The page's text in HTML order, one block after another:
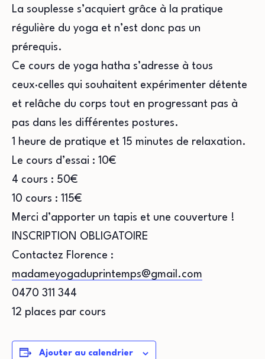
La souplesse s’acquiert grâce à la pratique
régulière du yoga et n’est donc pas un
prérequis.
Ce cours de yoga hatha s’adresse à tous
ceux·celles qui souhaitent expérimenter détente
et relâche du corps tout en progressant pas à
pas dans les différentes postures.
1 heure de pratique et 15 minutes de relaxation.
Le cours d’essai : 10€
4 cours : 50€
10 cours : 115€
Merci d’apporter un tapis et une couverture !
INSCRIPTION OBLIGATOIRE
Contactez Florence :
madameyogaduprintemps@gmail.com
0470 311 344
12 places par cours
Ajouter au calendrier